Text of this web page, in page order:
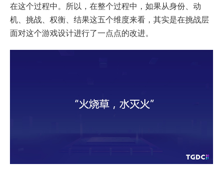
在这个过程中。所以，在整个过程中，如果从身份、动
机、挑战、权衡、结果这五个维度来看，其实是在挑战层
面对这个游戏设计进行了一点点的改进。